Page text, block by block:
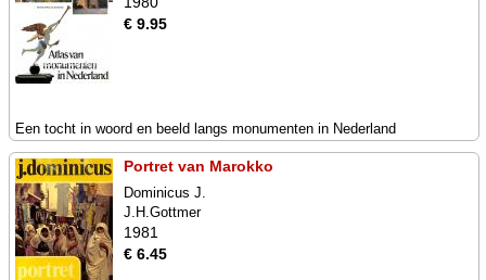
€ 9.95
Een tocht in woord en beeld langs monumenten in Nederland
Portret van Marokko
Dominicus J.
J.H.Gottmer
1981
€ 6.45